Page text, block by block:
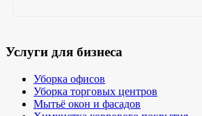
Услуги для бизнеса
Уборка офисов
Уборка торговых центров
Мытьё окон и фасадов